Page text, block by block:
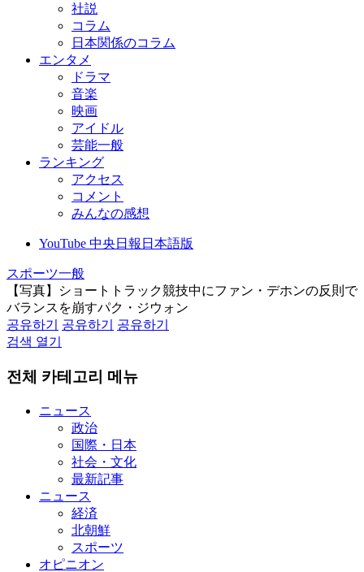
社説
コラム
日本関係のコラム
エンタメ
ドラマ
音楽
映画
アイドル
芸能一般
ランキング
アクセス
コメント
みんなの感想
YouTube 中央日報日本語版
スポーツ一般
【写真】ショートトラック競技中にファン・デホンの反則で
バランスを崩すパク・ジウォン
공유하기
공유하기
공유하기
검색 열기
전체 카테고리 메뉴
ニュース
政治
国際・日本
社会・文化
最新記事
ニュース
経済
北朝鮮
スポーツ
オピニオン